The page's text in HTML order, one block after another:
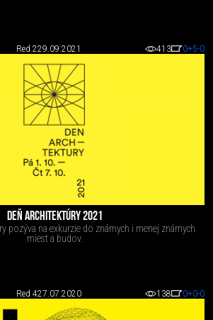
Red 229.09.2021 413 0+5-0
DEŇ ARCHITEKTÚRY 2021
pozýva na exkurzie do známych i menej známych
miest a budov.
Red 427.07.2020 138 0+0-0